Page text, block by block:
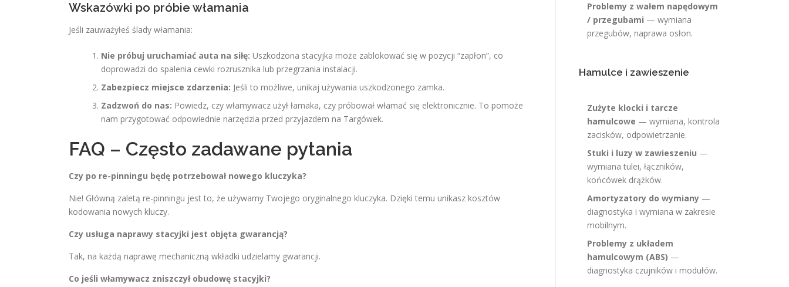
Wskazówki po próbie włamania
Jeśli zauważyłeś ślady włamania:
Nie próbuj uruchamiać auta na siłę: Uszkodzona stacyjka może zablokować się w pozycji “zapłon”, co
doprowadzi do spalenia cewki rozrusznika lub przegrzania instalacji.
Zabezpiecz miejsce zdarzenia: Jeśli to możliwe, unikaj używania uszkodzonego zamka.
Zadzwoń do nas: Powiedz, czy włamywacz użył łamaka, czy próbował włamać się elektronicznie. To pomoże
nam przygotować odpowiednie narzędzia przed przyjazdem na Targówek.
FAQ – Często zadawane pytania
Czy po re-pinningu będę potrzebował nowego kluczyka?
Nie! Główną zaletą re-pinningu jest to, że używamy Twojego oryginalnego kluczyka. Dzięki temu unikasz kosztów
kodowania nowych kluczy.
Czy usługa naprawy stacyjki jest objęta gwarancją?
Tak, na każdą naprawę mechaniczną wkładki udzielamy gwarancji.
Co jeśli włamywacz zniszczył obudowę stacyjki?
Problemy z wałem napędowym
/ przegubami — wymiana
przegubów, naprawa osłon.
Hamulce i zawieszenie
Zużyte klocki i tarcze
hamulcowe — wymiana, kontrola
zacisków, odpowietrzanie.
Stuki i luzy w zawieszeniu —
wymiana tulei, łączników,
końcówek drążków.
Amortyzatory do wymiany —
diagnostyka i wymiana w zakresie
mobilnym.
Problemy z układem
hamulcowym (ABS) —
diagnostyka czujników i modułów.